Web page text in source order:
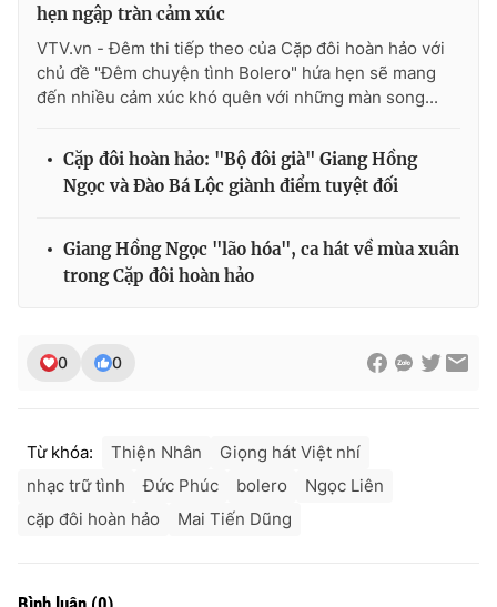
hẹn ngập tràn cảm xúc
VTV.vn - Đêm thi tiếp theo của Cặp đôi hoàn hảo với
chủ đề "Đêm chuyện tình Bolero" hứa hẹn sẽ mang
đến nhiều cảm xúc khó quên với những màn song...
Cặp đôi hoàn hảo: "Bộ đôi già" Giang Hồng
Ngọc và Đào Bá Lộc giành điểm tuyệt đối
Giang Hồng Ngọc "lão hóa", ca hát về mùa xuân
trong Cặp đôi hoàn hảo
0 0
Từ khóa: Thiện Nhân
Giọng hát Việt nhí
nhạc trữ tình
Đức Phúc bolero
Ngọc Liên
cặp đôi hoàn hảo
Mai Tiến Dũng